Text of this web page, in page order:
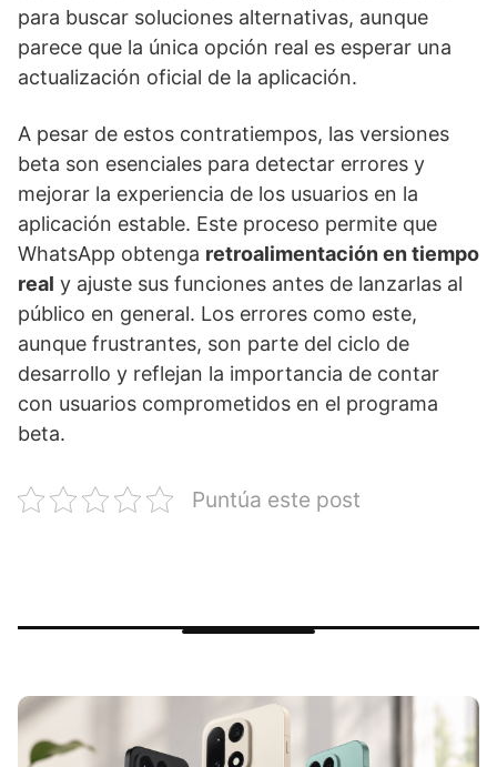
para buscar soluciones alternativas, aunque
parece que la única opción real es esperar una
actualización oficial de la aplicación.
A pesar de estos contratiempos, las versiones
beta son esenciales para detectar errores y
mejorar la experiencia de los usuarios en la
aplicación estable. Este proceso permite que
WhatsApp obtenga retroalimentación en tiempo
real y ajuste sus funciones antes de lanzarlas al
público en general. Los errores como este,
aunque frustrantes, son parte del ciclo de
desarrollo y reflejan la importancia de contar
con usuarios comprometidos en el programa
beta.
Puntúa este post